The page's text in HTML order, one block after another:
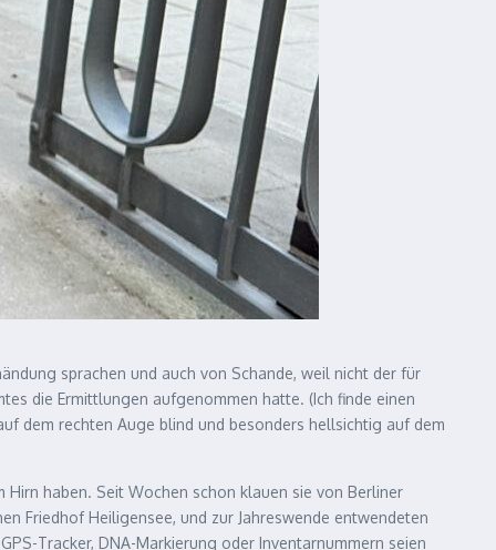
sprachen und auch von Schande, weil nicht der für
die Ermittlungen aufgenommen hatte. (Ich finde einen
dem rechten Auge blind und besonders hellsichtig auf dem
haben. Seit Wochen schon klauen sie von Berliner
Friedhof Heiligensee, und zur Jahreswende entwendeten
Tracker, DNA-Markierung oder Inventarnummern seien